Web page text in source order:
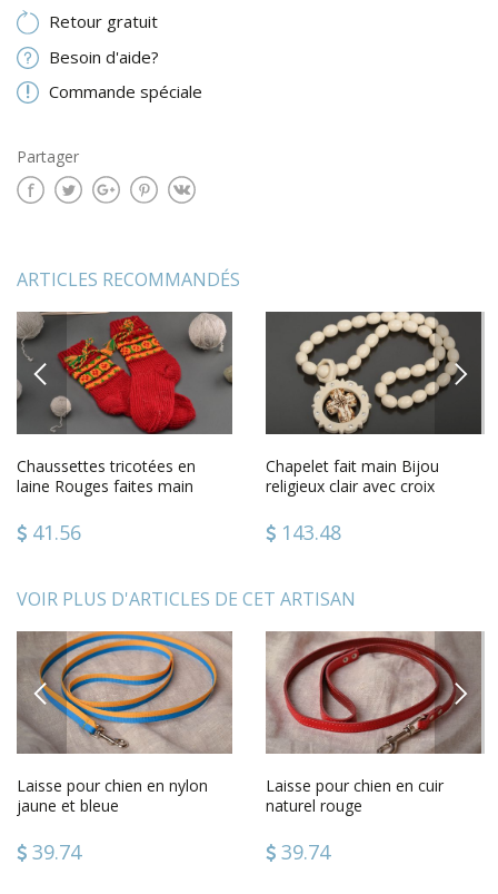
Retour gratuit
Besoin d'aide?
Commande spéciale
Partager
ARTICLES RECOMMANDÉS
PREVIOUS
Chaussettes tricotées en
laine Rouges faites main
41.56
Chapelet fait main Bijou
religieux clair avec croix
143.48
NEXT
VOIR PLUS D'ARTICLES DE CET ARTISAN
PREVIOUS
Laisse pour chien en nylon
jaune et bleue
39.74
Laisse pour chien en cuir
naturel rouge
39.74
NEXT